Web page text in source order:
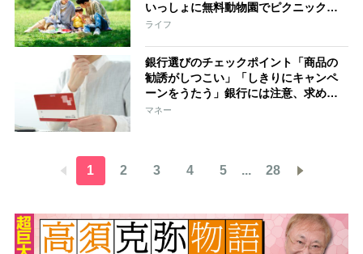
いっしょに無料動物園でピクニック」
「100円ショップをフル活用」…節約生
ライフ
銀行選びのチェックポイント「商品の
勧誘がしつこい」「しきりにキャンペ
ーンをうたう」銀行には注意、求める
条件に合わせて複数の銀行を使い分け
マネー
1 2 3 4 5 ... 28